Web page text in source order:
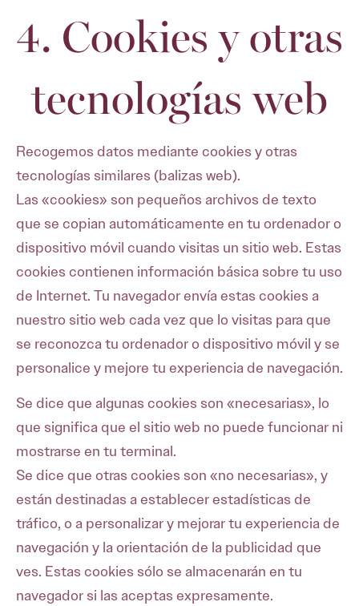
4. Cookies y otras
tecnologías web
Recogemos datos mediante cookies y otras
tecnologías similares (balizas web).
Las «cookies» son pequeños archivos de texto
que se copian automáticamente en tu ordenador o
dispositivo móvil cuando visitas un sitio web. Estas
cookies contienen información básica sobre tu uso
de Internet. Tu navegador envía estas cookies a
nuestro sitio web cada vez que lo visitas para que
se reconozca tu ordenador o dispositivo móvil y se
personalice y mejore tu experiencia de navegación.
Se dice que algunas cookies son «necesarias», lo
que significa que el sitio web no puede funcionar ni
mostrarse en tu terminal.
Se dice que otras cookies son «no necesarias», y
están destinadas a establecer estadísticas de
tráfico, o a personalizar y mejorar tu experiencia de
navegación y la orientación de la publicidad que
ves. Estas cookies sólo se almacenarán en tu
navegador si las aceptas expresamente.